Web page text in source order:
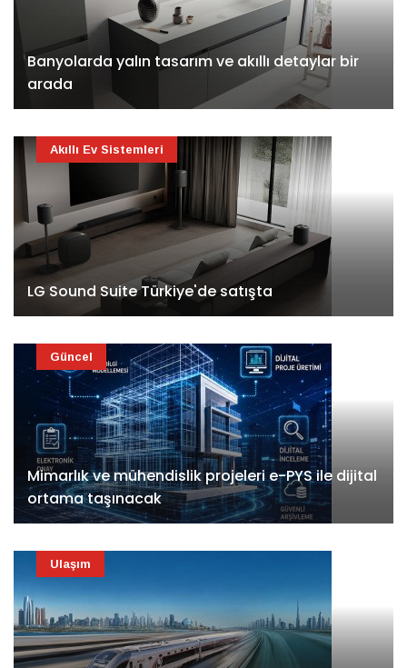
Banyolarda yalın tasarım ve akıllı detaylar bir
arada
LG Sound Suite Türkiye'de satışta
Akıllı Ev Sistemleri
Mimarlık ve mühendislik projeleri e-PYS ile dijital
ortama taşınacak
Güncel
Ulaşım